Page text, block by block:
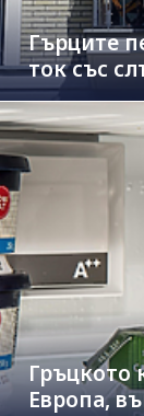
Гърците
ток със
Гръцкото
Европа,